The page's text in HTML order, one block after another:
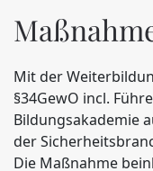
Mit der
§34GewO incl.
Bildungsakademie
der
Die Maßnahme